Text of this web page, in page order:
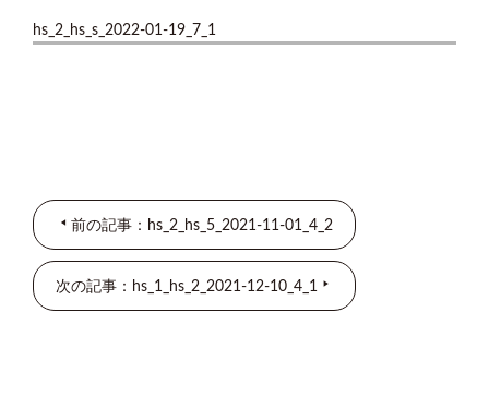
hs_2_hs_s_2022-01-19_7_1
前の記事：hs_2_hs_5_2021-11-01_4_2
次の記事：hs_1_hs_2_2021-12-10_4_1